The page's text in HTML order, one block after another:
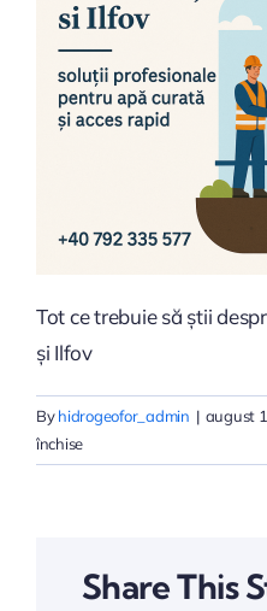
Tot ce trebuie să știi
și Ilfov
Byhidrogeofor_admin | august
închisepentru
Tot
știi
Share This